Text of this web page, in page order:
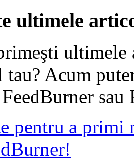
ultimele
Acum
sau
pentru a primi